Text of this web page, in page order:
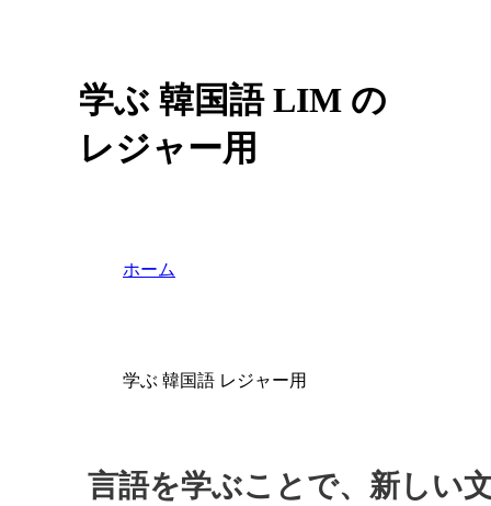
学ぶ 韓国語 LIM の
レジャー用
ホーム
学ぶ 韓国語 レジャー用
言語を学ぶことで、新しい